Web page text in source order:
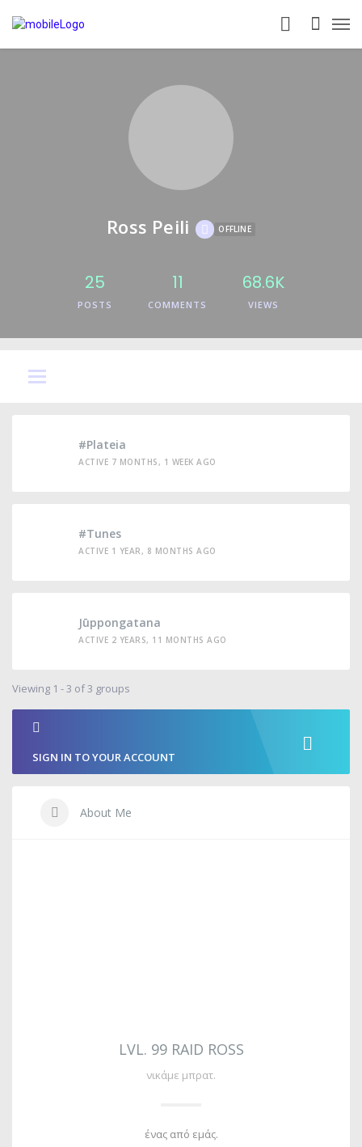
Ross Peili OFFLINE
25
POSTS
11
COMMENTS
68.6K
VIEWS
#Plateia
ACTIVE 7 MONTHS, 1 WEEK AGO
#Tunes
ACTIVE 1 YEAR, 8 MONTHS AGO
Jūppongatana
ACTIVE 2 YEARS, 11 MONTHS AGO
Viewing 1 - 3 of 3 groups
SIGN IN TO YOUR ACCOUNT
About Me
LVL. 99 RAID ROSS
νικάμε μπρατ.
ένας από εμάς.